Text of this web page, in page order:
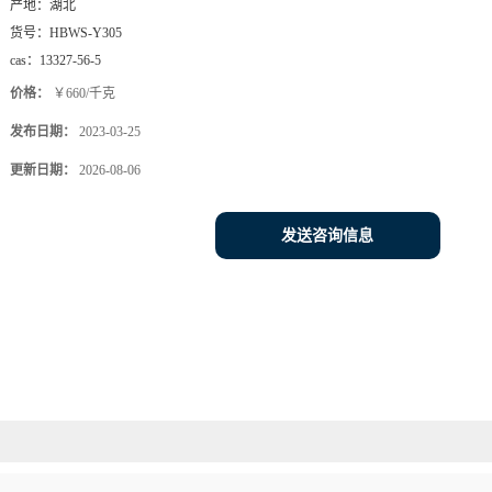
产地： 湖北
货号： HBWS-Y305
cas： 13327-56-5
价格： ￥660/千克
发布日期： 2023-03-25
更新日期： 2026-08-06
发送咨询信息